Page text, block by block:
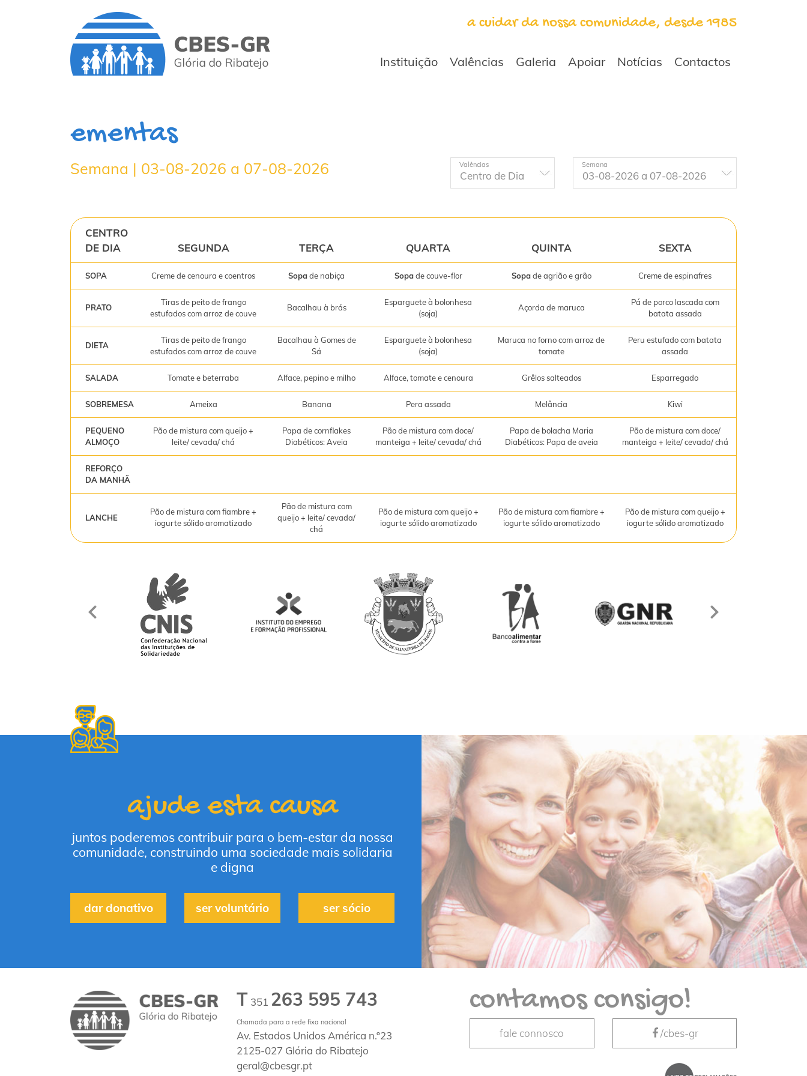
a cuidar da nossa comunidade, desde 1985
Instituição Valências Galeria Apoiar Notícias Contactos
ementas
Semana | 03-08-2026 a 07-08-2026 Valências Semana
CENTRO
DE DIA
SEGUNDA TERÇA QUARTA QUINTA SEXTA
SOPA Creme de cenoura e coentros Sopade nabiça Sopade couve-flor Sopade agrião e grão Creme de espinafres
PRATO
Tiras de peito de frango
estufados com arroz de couve
Bacalhau à brás
Esparguete à bolonhesa
(soja)
Açorda de maruca
Pá de porco lascada com
batata assada
DIETA
Tiras de peito de frango
estufados com arroz de couve
Bacalhau à Gomes de
Sá
Esparguete à bolonhesa
(soja)
Maruca no forno com arroz de
tomate
Peru estufado com batata
assada
SALADA Tomate e beterraba Alface, pepino e milho Alface, tomate e cenoura Grêlos salteados Esparregado
SOBREMESA Ameixa Banana Pera assada Melância Kiwi
PEQUENO
ALMOÇO
Pão de mistura com queijo +
leite/ cevada/ chá
Papa de cornflakes
Diabéticos: Aveia
Pão de mistura com doce/
manteiga + leite/ cevada/ chá
Papa de bolacha Maria
Diabéticos: Papa de aveia
Pão de mistura com doce/
manteiga + leite/ cevada/ chá
REFORÇO
DA MANHÃ
LANCHE
Pão de mistura com fiambre +
iogurte sólido aromatizado
Pão de mistura com
queijo + leite/ cevada/
chá
Pão de mistura com queijo +
iogurte sólido aromatizado
Pão de mistura com fiambre +
iogurte sólido aromatizado
Pão de mistura com queijo +
iogurte sólido aromatizado
ajude esta causa
juntos poderemos contribuir para o bem-estar da nossa
comunidade, construindo uma sociedade mais solidaria
e digna
dar donativo ser voluntário ser sócio
T 351 263 595 743
Chamada para a rede fixa nacional
Av. Estados Unidos América n.º23
2125-027 Glória do Ribatejo
geral@cbesgr.pt
contamos consigo!
fale connosco /cbes-gr